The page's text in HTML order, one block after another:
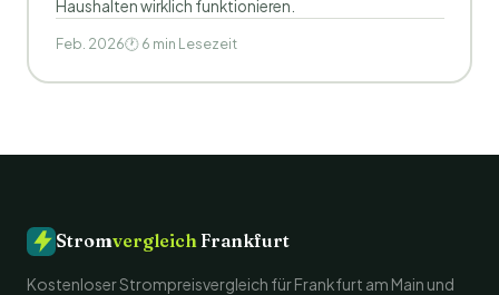
Haushalten wirklich funktionieren.
Feb. 2026🕐 6 min Lesezeit
Stromvergleich Frankfurt
Kostenloser Strompreisvergleich für Frankfurt am Main und